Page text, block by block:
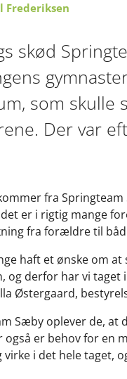
Frederiksen
skød
som
Der var
fra
er i rigtig mange
fra forældre til
haft et ønske om
og derfor har vi
Østergaard,
Sæby oplever de,
også er behov for en
i det hele taget,